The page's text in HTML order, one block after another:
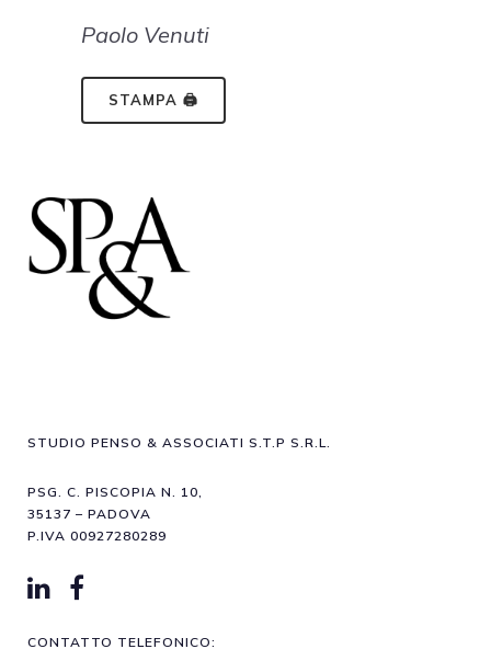
Paolo Venuti
STAMPA 🖨
STUDIO PENSO & ASSOCIATI S.T.P S.R.L.
PSG. C. PISCOPIA N. 10,
35137 – PADOVA
P.IVA 00927280289
CONTATTO TELEFONICO: